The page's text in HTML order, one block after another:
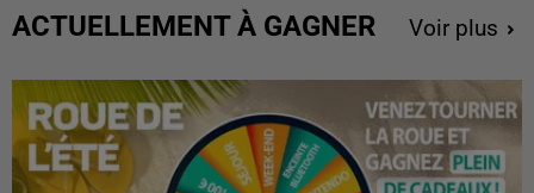
ACTUELLEMENT À GAGNER Voir plus